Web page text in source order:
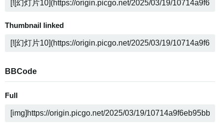
Thumbnail linked
BBCode
Full